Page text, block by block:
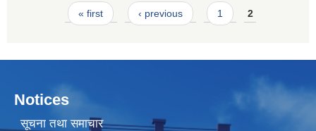
Pages« first ‹ previous 1 2
Notices
सूचना तथा समाचार